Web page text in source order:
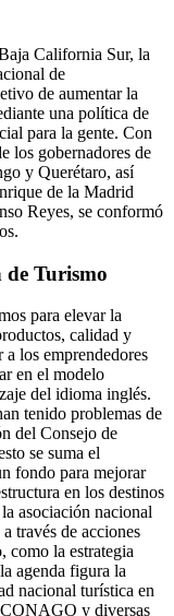
California Sur, la
de
de aumentar la
una política de
para la gente. Con
los gobernadores de
y Querétaro, así
de la Madrid
Reyes, se conformó
Turismo
para elevar la
calidad y
los emprendedores
en el modelo
del idioma inglés.
tenido problemas de
del Consejo de
se suma el
fondo para mejorar
en los destinos
asociación nacional
través de acciones
como la estrategia
agenda figura la
nacional turística en
y diversas